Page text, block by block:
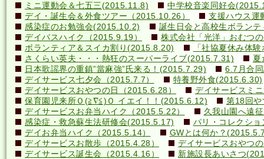
ミニ運動会＆七五三(2015.11.8)
中学校音楽同好会
デイ・誕生会＆外食ツアー（2015.10.26）
支援ハウス運
感染症のお勉強会(2015.10.2)
誕生日会と高校生ボラン
デイバスハイク（2015.9.19）
株式会社「光洋」おむつ
ボランティア＆スイカ割り(2015.8.20)
「社協夏休み体
さくらい英夫・・・熱狂のスーパーライブ(2015.7.31)
夏
日本歌謡界の重鎮”當麻強”氏来る！(2015.7.29)
6.7月合
デイサービス七夕会（2015.7.7）
特養野外食(2015.6.30)
デイサービスおやつの日（2015.6.28）
デイサービスミ
保育園児来所Ｏ(≧∇≦)Ｏ イエイ！！(2015.6.12)
第18回
デイサービスお弁当ハイク（2015.5.22）
久我山園へ遠
感染症・救急蘇生法研修会(2015.5.17)
パリ・コレクシ
デイお弁当ハイク（2015.5.14）
GWとは何か？
デイサービスお散歩（2015.4.28）
デイサービスおやつ
デイサービス誕生会（2015.4.16）
新施設長あいさつ